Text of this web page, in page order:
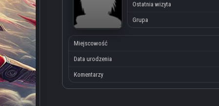
Ostatnia wizyta
Grupa
Miejscowość
Data urodzenia
Komentarzy